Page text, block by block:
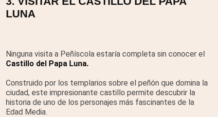
LUNA
Ninguna visita a Peñíscola estaría completa sin conocer el
Castillo del Papa Luna.
Construido por los templarios sobre el peñón que domina la
ciudad, este impresionante castillo permite descubrir la
historia de uno de los personajes más fascinantes de la
Edad Media.